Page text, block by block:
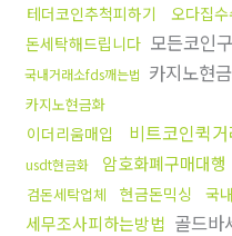
테더코인추척피하기
오다집수
돈세탁해드립니다 모든코인
국내거래소fds깨는법 카지노현
카지노현금화
이더리움매입 비트코인퀵거
usdt현금화 암호화폐구매대행
검돈세탁업체 현금돈믹싱 국
세무조사피하는방법 골드바